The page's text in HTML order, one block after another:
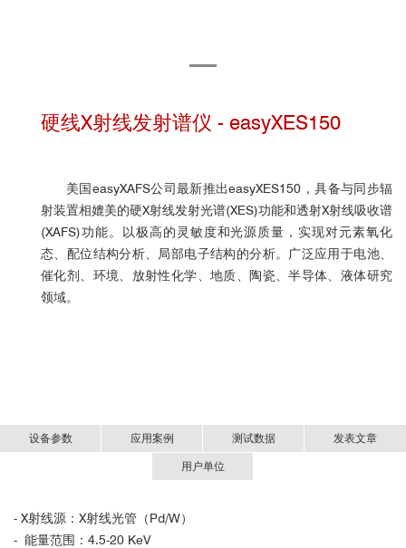
硬线X射线发射谱仪 - easyXES150
美国easyXAFS公司最新推出easyXES150，具备与同步辐
射装置相媲美的硬X射线发射光谱(XES)功能和透射X射线吸收谱
(XAFS)功能。以极高的灵敏度和光源质量，实现对元素氧化
态、配位结构分析、局部电子结构的分析。广泛应用于电池、
催化剂、环境、放射性化学、地质、陶瓷、半导体、液体研究
领域。
设备参数 应用案例 测试数据 发表文章
用户单位
- X射线源：X射线光管（Pd/W）
- 能量范围：4.5-20 KeV
案例1：表征电池材料的电子配对情况
部分测试数据
部分发表文章举例：
Nat Commun. 2025, 16(1): 3464.